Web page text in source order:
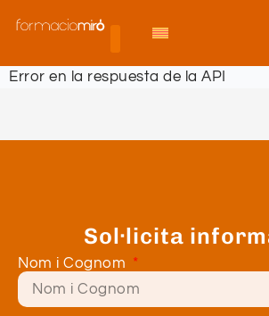
Error en la respuesta de la API
Sol·licita
Nom i Cognom